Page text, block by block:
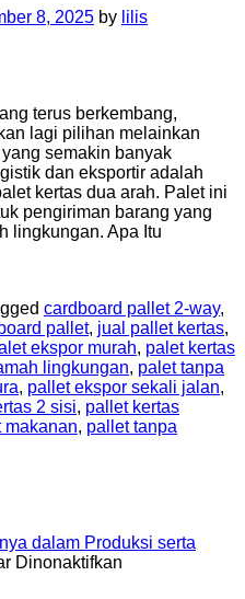
8, 2025 by lilis
terus berkembang,
lagi pilihan melainkan
semakin banyak
dan eksportir adalah
kertas dua arah. Palet ini
pengiriman barang yang
lingkungan. Apa Itu
cardboard pallet 2-way,
pallet, jual pallet kertas,
ekspor murah, palet kertas
lingkungan, palet tanpa
, pallet ekspor sekali jalan,
2 sisi, pallet kertas
makanan, pallet tanpa
dalam Produksi serta
Dinonaktifkan